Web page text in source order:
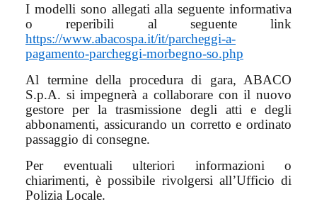
I modelli sono allegati alla seguente informativa
o reperibili al seguente link
https://www.abacospa.it/it/parcheggi-a-
pagamento-parcheggi-morbegno-so.php
Al termine della procedura di gara, ABACO
S.p.A. si impegnerà a collaborare con il nuovo
gestore per la trasmissione degli atti e degli
abbonamenti, assicurando un corretto e ordinato
passaggio di consegne.
Per eventuali ulteriori informazioni o
chiarimenti, è possibile rivolgersi all’Ufficio di
Polizia Locale.